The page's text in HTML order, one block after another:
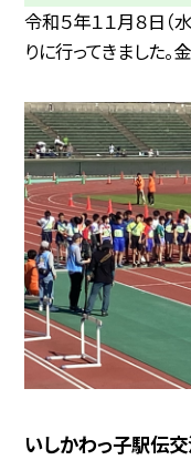
令和５年１１月８日
りに行ってきました。
いしかわっ子駅伝